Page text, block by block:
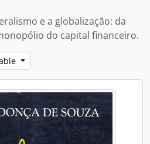
e a globalização: da
do capital financeiro.